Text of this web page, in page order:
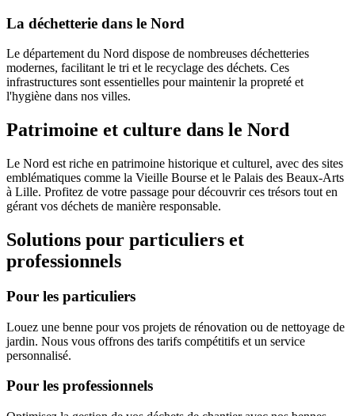
La déchetterie dans le Nord
Le département du Nord dispose de nombreuses déchetteries
modernes, facilitant le tri et le recyclage des déchets. Ces
infrastructures sont essentielles pour maintenir la propreté et
l'hygiène dans nos villes.
Patrimoine et culture dans le Nord
Le Nord est riche en patrimoine historique et culturel, avec des sites
emblématiques comme la Vieille Bourse et le Palais des Beaux-Arts
à Lille. Profitez de votre passage pour découvrir ces trésors tout en
gérant vos déchets de manière responsable.
Solutions pour particuliers et
professionnels
Pour les particuliers
Louez une benne pour vos projets de rénovation ou de nettoyage de
jardin. Nous vous offrons des tarifs compétitifs et un service
personnalisé.
Pour les professionnels